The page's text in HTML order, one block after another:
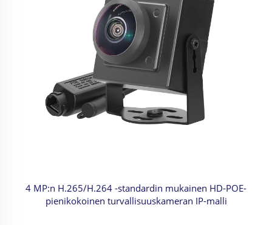
4 MP:n H.265/H.264 -standardin mukainen HD-POE-
pienikokoinen turvallisuuskameran IP-malli